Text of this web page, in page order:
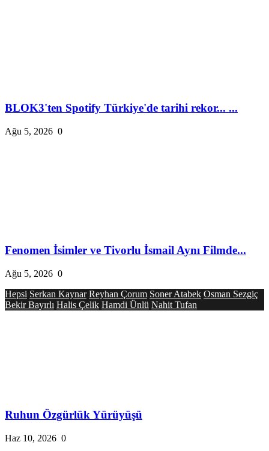
BLOK3'ten Spotify Türkiye'de tarihi rekor... ...
Ağu 5, 2026 0
Fenomen İsimler ve Tivorlu İsmail Aynı Filmde...
Ağu 5, 2026 0
Hepsi Serkan Kaynar Reyhan Çorum Soner Atabek Osman Sezgiç
Bekir Bayırlı Halis Çelik Hamdi Ünlü Nahit Tufan
Ruhun Özgürlük Yürüyüşü
Haz 10, 2026 0